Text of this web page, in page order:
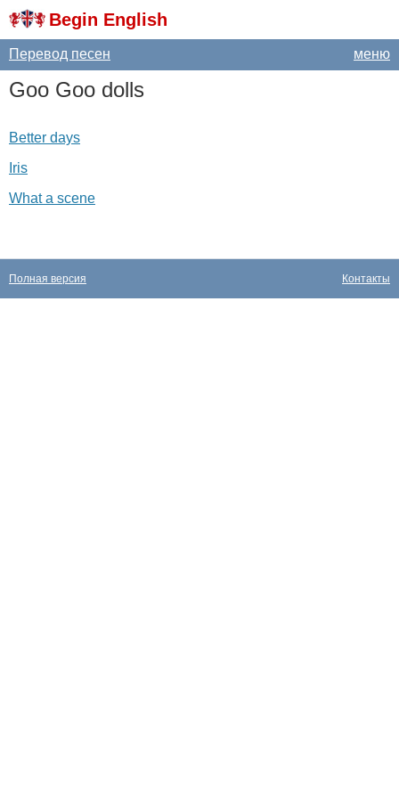
Begin English
меню
Перевод песен
Goo Goo dolls
Better days
Iris
What a scene
Контакты
Полная версия